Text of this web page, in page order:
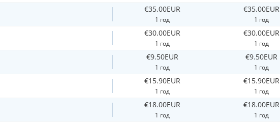
€35.00EUR
1 год
€35.00EUR
1 год
€30.00EUR
1 год
€30.00EUR
1 год
€9.50EUR
1 год
€9.50EUR
1 год
€15.90EUR
1 год
€15.90EUR
1 год
€18.00EUR
1 год
€18.00EUR
1 год